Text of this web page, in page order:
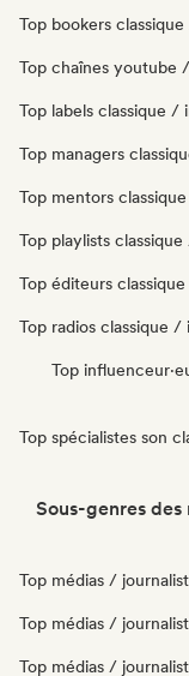
Top bookers
Top chaînes youtube
Top labels classique /
Top managers
Top mentors
Top playlists
Top éditeurs
Top radios classique /
Top
Top spécialistes son
Sous-genres
Top médias /
Top médias /
Top médias /